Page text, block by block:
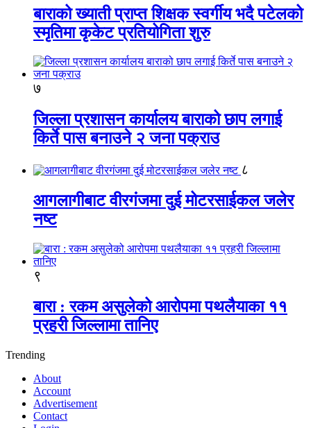
बाराको ख्याती प्राप्त शिक्षक स्वर्गीय भदै पटेलको
स्मृतिमा कृकेट प्रतियोगिता शुरु
७
जिल्ला प्रशासन कार्यालय बाराको छाप लगाई
किर्ते पास बनाउने २ जना पक्राउ
८
आगलागीबाट वीरगंजमा दुई मोटरसाईकल जलेर
नष्ट
९
बारा : रकम असुलेको आरोपमा पथलैयाका ११
प्रहरी जिल्लामा तानिए
Trending
About
Account
Advertisement
Contact